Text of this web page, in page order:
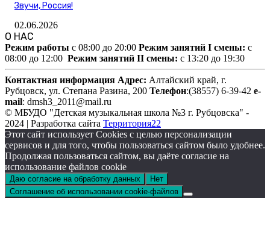
Звучи, Россия!
02.06.2026
О НАС
Режим работы c 08:00 до 20:00 Режим занятий I смены: c
08:00 до 12:00 Режим занятий II смены: c 13:20 до 19:30
Контактная информация Адрес: Алтайский край, г.
Рубцовск, ул. Степана Разина, 200 Телефон:(38557) 6-39-42 e-
mail: dmsh3_2011@mail.ru
© МБУДО "Детская музыкальная школа №3 г. Рубцовска" -
2024 | Разработка сайта Территория22
Этот сайт использует Cookies с целью персонализации
сервисов и для того, чтобы пользоваться сайтом было удобнее.
Продолжая пользоваться сайтом, вы даёте согласие на
использование файлов cookie
Даю согласие на обработку данных
Нет
Соглашение об использовании cookie-файлов